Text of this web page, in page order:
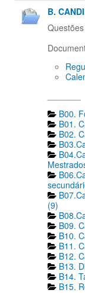
B.
B00.
B01.
B02.
(9)
B09.
B10.
B11.
B12.
B13.
B14.
B15.